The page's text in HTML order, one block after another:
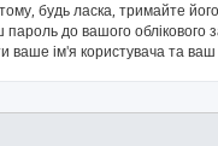
будь ласка, тримайте
до вашого облікового
ваше ім'я користувача та